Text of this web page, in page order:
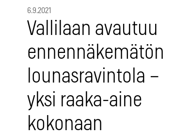
6.9.2021
Vallilaan avautuu
ennennäkemätön
lounasravintola –
yksi raaka-aine
kokonaan